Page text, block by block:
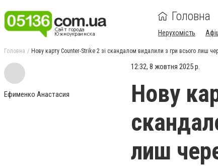
Головна
Нерухомість
Головна Нову карту Counter-Strike 2 зі скандалом видалили з гри всього лиш
Ефименко Анастасия
12:32, 8 жовтня 2025 р.
Нову
лиш